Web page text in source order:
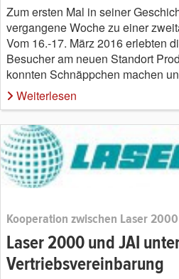
Zum ersten Mal in seiner
vergangene Woche zu einer
Vom 16.-17. März 2016 erlebten
Besucher am neuen Standort
konnten Schnäppchen machen
Weiterlesen
Kooperation zwischen Laser
Laser 2000 und JAI
Vertriebsvereinbarung